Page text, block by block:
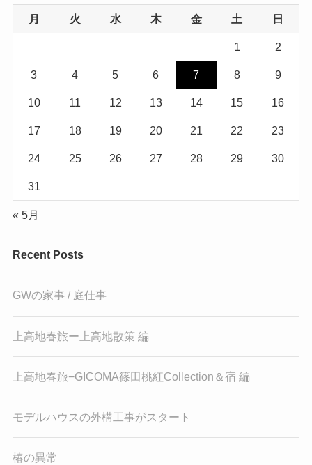
月 火 水 木 金 土 日
1 2
3 4 5 6 7 8 9
10 11 12 13 14 15 16
17 18 19 20 21 22 23
24 25 26 27 28 29 30
31
« 5月
Recent Posts
GWの家事 / 庭仕事
上高地春旅ー上高地散策 編
上高地春旅−GICOMA篠田桃紅Collection＆宿 編
モデルハウスの外構工事がスタート
椿の異常